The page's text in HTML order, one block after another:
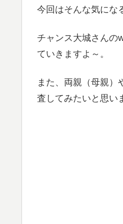
今回はそんな気にな
チャンス大城さんの
ていきますよ～。
また、両親（母親）
査してみたいと思い